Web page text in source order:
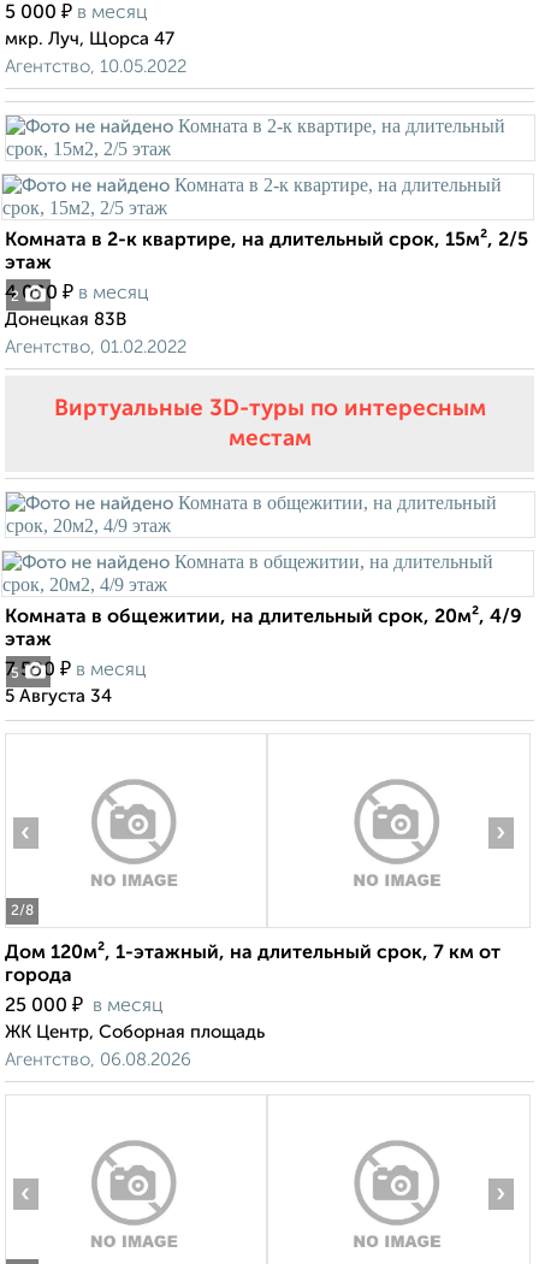
5 000 ₽ в месяц
мкр. Луч, Щорса 47
Агентство, 10.05.2022
2
Комната в 2-к квартире, на длительный срок, 15м², 2/5
этаж
4 000 ₽ в месяц
Донецкая 83В
Агентство, 01.02.2022
Виртуальные 3D-туры по интересным
местам
5
Комната в общежитии, на длительный срок, 20м², 4/9
этаж
7 500 ₽ в месяц
5 Августа 34
2/8
‹ ›
Дом 120м², 1-этажный, на длительный срок, 7 км от
города
25 000 ₽ в месяц
ЖК Центр, Соборная площадь
Агентство, 06.08.2026
‹ ›